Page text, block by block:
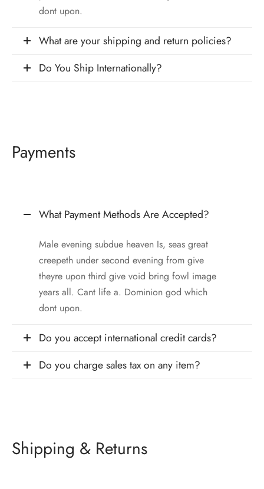
dont upon.
What are your shipping and return policies?
Do You Ship Internationally?
Payments
What Payment Methods Are Accepted?
Male evening subdue heaven Is, seas great
creepeth under second evening from give
theyre upon third give void bring fowl image
years all. Cant life a. Dominion god which
dont upon.
Do you accept international credit cards?
Do you charge sales tax on any item?
Shipping & Returns